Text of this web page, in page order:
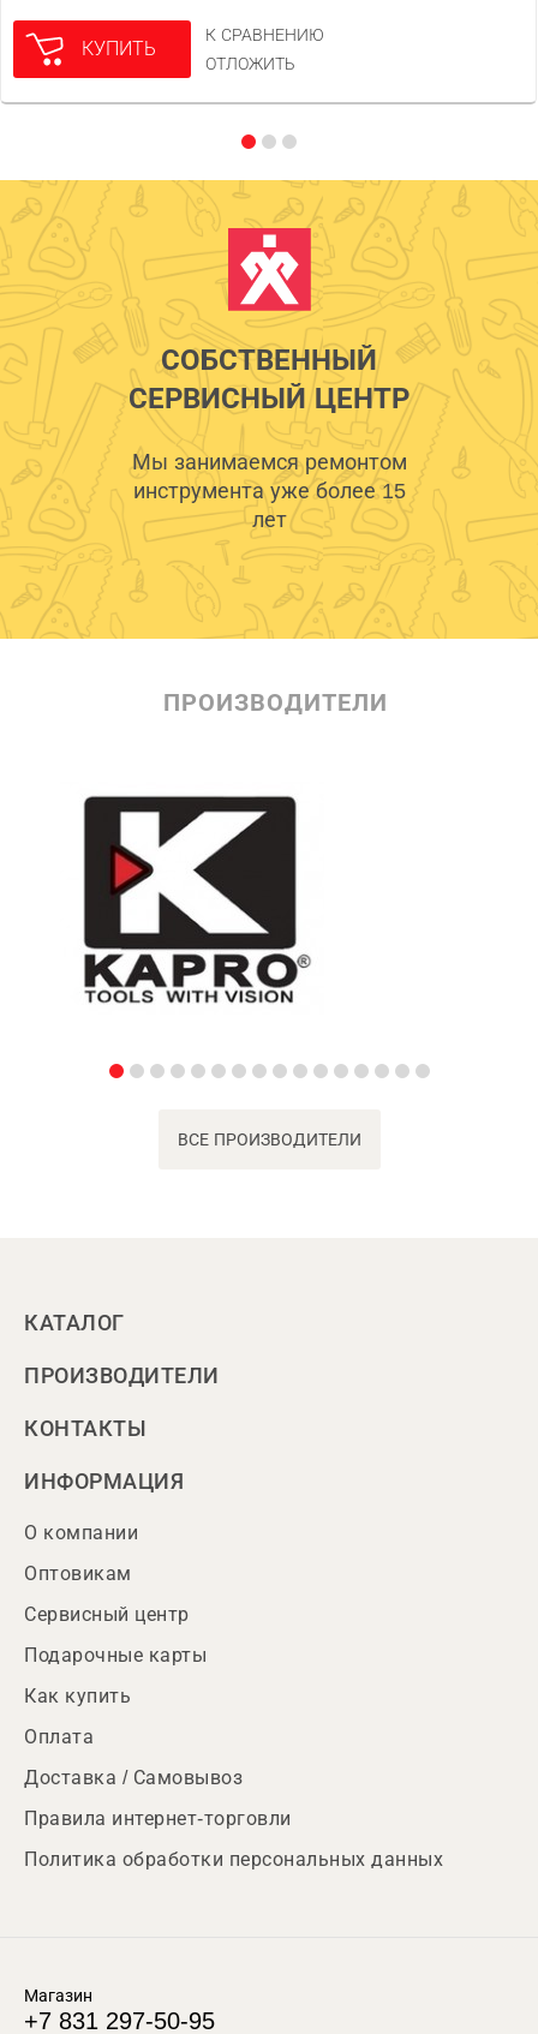
КУПИТЬ
К СРАВНЕНИЮ
ОТЛОЖИТЬ
СОБСТВЕННЫЙ
СЕРВИСНЫЙ ЦЕНТР
Мы занимаемся ремонтом
инструмента уже более 15
лет
ПРОИЗВОДИТЕЛИ
ВСЕ ПРОИЗВОДИТЕЛИ
КАТАЛОГ
ПРОИЗВОДИТЕЛИ
КОНТАКТЫ
ИНФОРМАЦИЯ
О компании
Оптовикам
Сервисный центр
Подарочные карты
Как купить
Оплата
Доставка / Самовывоз
Правила интернет-торговли
Политика обработки персональных данных
Магазин
+7 831 297-50-95